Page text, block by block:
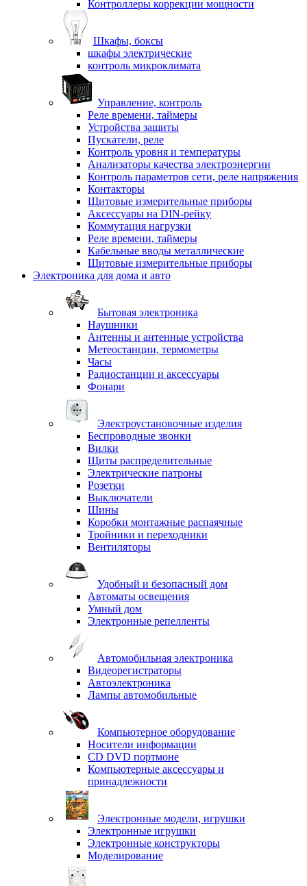
Контроллеры коррекции мощности
Шкафы, боксы
шкафы электрические
контроль микроклимата
Управление, контроль
Реле времени, таймеры
Устройства защиты
Пускатели, реле
Контроль уровня и температуры
Анализаторы качества электроэнергии
Контроль параметров сети, реле напряжения
Контакторы
Щитовые измерительные приборы
Аксессуары на DIN-рейку
Коммутация нагрузки
Реле времени, таймеры
Кабельные вводы металлические
Щитовые измерительные приборы
Электроника для дома и авто
Бытовая электроника
Наушники
Антенны и антенные устройства
Метеостанции, термометры
Часы
Радиостанции и аксессуары
Фонари
Электроустановочные изделия
Беспроводные звонки
Вилки
Щиты распределительные
Электрические патроны
Розетки
Выключатели
Шины
Коробки монтажные распаячные
Тройники и переходники
Вентиляторы
Удобный и безопасный дом
Автоматы освещения
Умный дом
Электронные репелленты
Автомобильная электроника
Видеорегистраторы
Автоэлектроника
Лампы автомобильные
Компьютерное оборудование
Носители информации
CD DVD портмоне
Компьютерные аксессуары и
принадлежности
Электронные модели, игрушки
Электронные игрушки
Электронные конструкторы
Моделирование